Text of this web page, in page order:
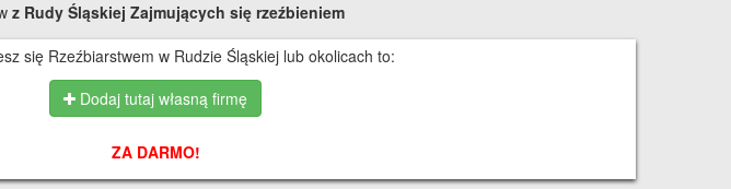
z Rudy Śląskiej Zajmujących się rzeźbieniem
się Rzeźbiarstwem w Rudzie Śląskiej lub okolicach to:
Dodaj tutaj własną firmę
ZA DARMO!